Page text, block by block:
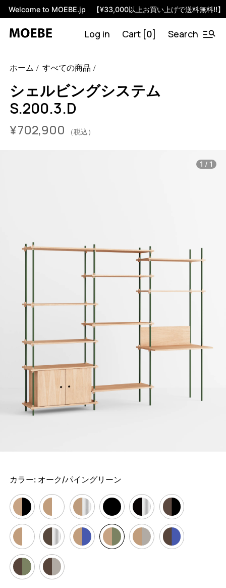
Welcome to MOEBE.jp 【¥33,000以上お買い上げで送料無料!!】
Log in Cart [0] Search
system-s-200-3-d?variant=46592202965224
S.200.3.D.OA.BL
0
ホーム すべての商品
シェルビングシステム
S.200.3.D
¥702,900 （税込）
1 / 1
カラー: オーク/パイングリーン